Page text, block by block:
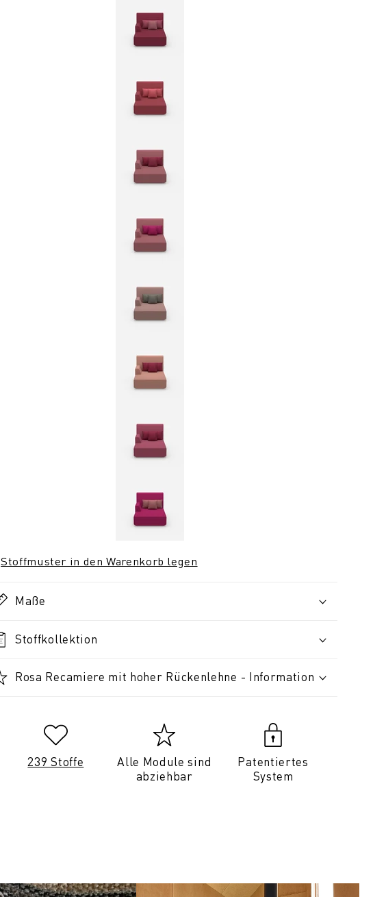
Stoffmuster in den Warenkorb legen
Maße
Stoffkollektion
Rosa Recamiere mit hoher Rückenlehne - Information
239 Stoffe
Alle Module sind
abziehbar
Patentiertes
System